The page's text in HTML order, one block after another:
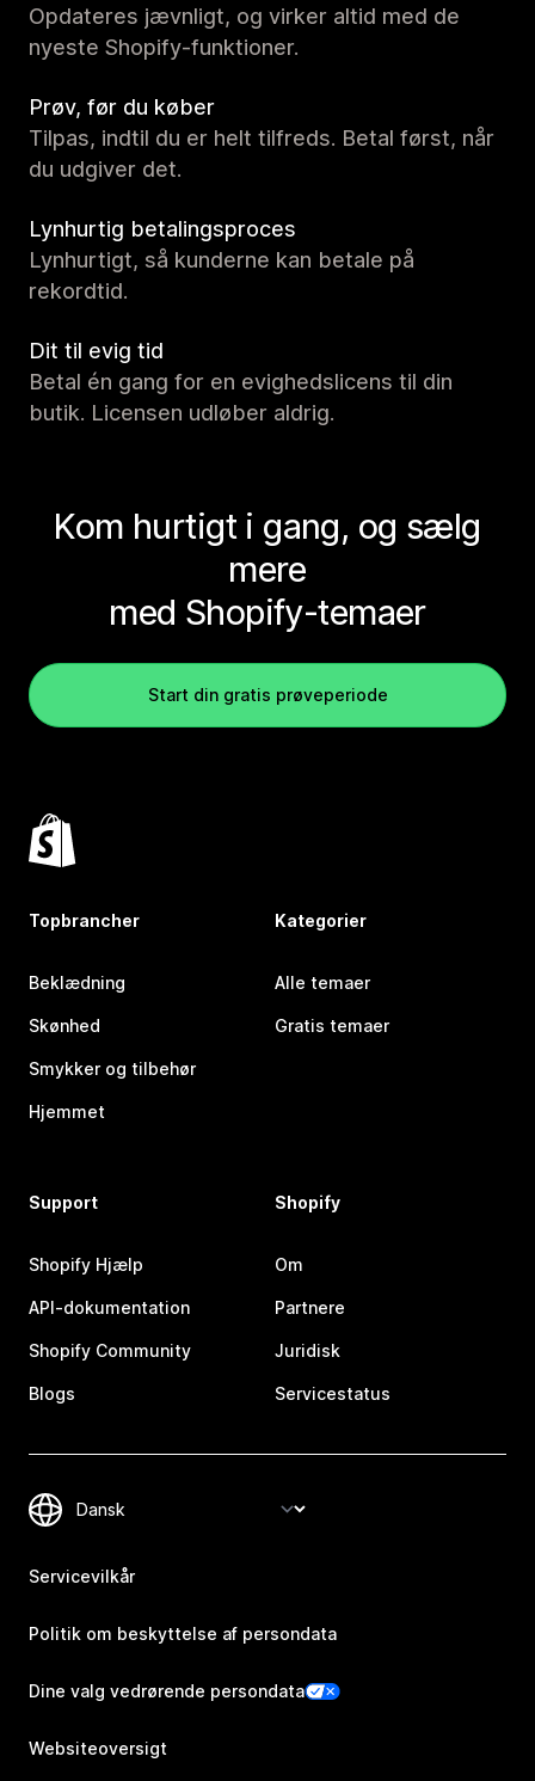
Opdateres jævnligt, og virker altid med de
nyeste Shopify-funktioner.
Prøv, før du køber
Tilpas, indtil du er helt tilfreds. Betal først, når
du udgiver det.
Lynhurtig betalingsproces
Lynhurtigt, så kunderne kan betale på
rekordtid.
Dit til evig tid
Betal én gang for en evighedslicens til din
butik. Licensen udløber aldrig.
Kom hurtigt i gang, og sælg
mere
med Shopify-temaer
Start din gratis prøveperiode
Topbrancher
Beklædning
Skønhed
Smykker og tilbehør
Hjemmet
Kategorier
Alle temaer
Gratis temaer
Support
Shopify Hjælp
API-dokumentation
Shopify Community
Blogs
Shopify
Om
Partnere
Juridisk
Servicestatus
Servicevilkår
Politik om beskyttelse af persondata
Dine valg vedrørende persondata
Websiteoversigt